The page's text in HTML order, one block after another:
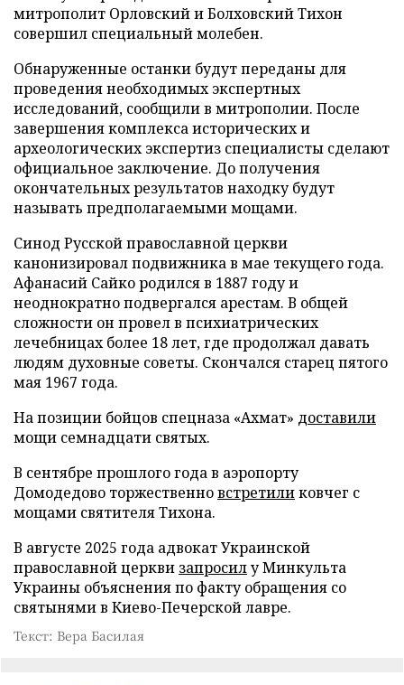
митрополит Орловский и Болховский Тихон
совершил специальный молебен.
Обнаруженные останки будут переданы для
проведения необходимых экспертных
исследований, сообщили в митрополии. После
завершения комплекса исторических и
археологических экспертиз специалисты сделают
официальное заключение. До получения
окончательных результатов находку будут
называть предполагаемыми мощами.
Синод Русской православной церкви
канонизировал подвижника в мае текущего года.
Афанасий Сайко родился в 1887 году и
неоднократно подвергался арестам. В общей
сложности он провел в психиатрических
лечебницах более 18 лет, где продолжал давать
людям духовные советы. Скончался старец пятого
мая 1967 года.
На позиции бойцов спецназа «Ахмат» доставили
мощи семнадцати святых.
В сентябре прошлого года в аэропорту
Домодедово торжественновстретиликовчег с
мощами святителя Тихона.
В августе 2025 года адвокат Украинской
православной церкви запросилу Минкульта
Украины объяснения по факту обращения со
святынями в Киево-Печерской лавре.
Текст: Вера Басилая